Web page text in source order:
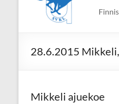
28.6.2015
Mikkeli ajuekoe